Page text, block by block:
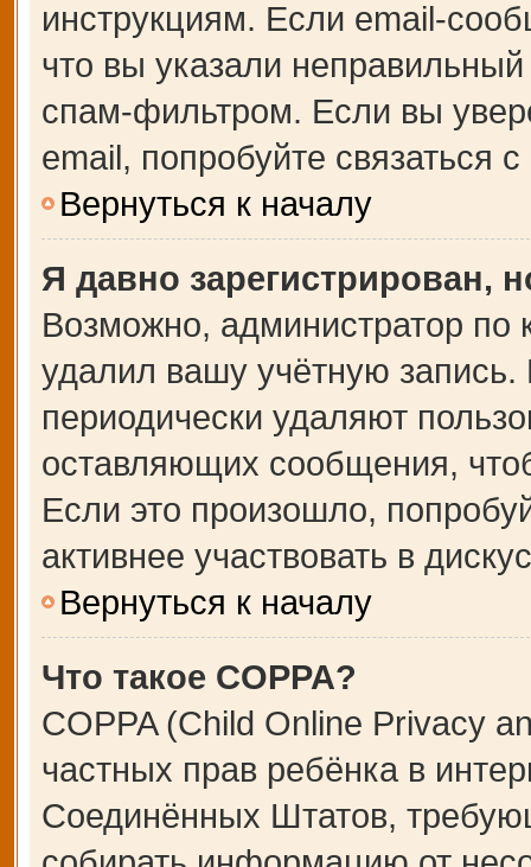
инструкциям. Если email-
что вы указали
спам-фильтром. Если вы
email, попробуйте связаться
Вернуться к началу
Я давно зарегистрирован,
Возможно, администратор по
удалил вашу учётную
периодически удаляют
оставляющих сообщения,
Если это произошло,
активнее участвовать в
Вернуться к началу
Что такое COPPA?
COPPA (Child Online Privacy
частных прав ребёнка в
Соединённых Штатов,